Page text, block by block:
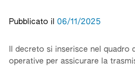
Pubblicato il 06/11/2025
Il decreto si inserisce nel quadro
operative per assicurare la